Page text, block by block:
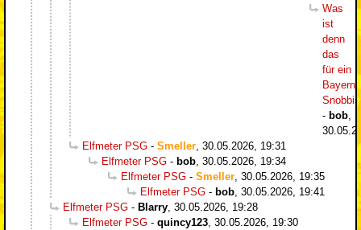
Was
ist
denn
das
für ein
Bayern-
- bob
Elfmeter PSG - Smeller 30.05.2026, 19:31
Elfmeter PSG - bob 30.05.2026, 19:34
Elfmeter PSG - Smeller 30.05.2026, 19:35
Elfmeter PSG - bob 30.05.2026, 19:41
Elfmeter PSG - Blarry 30.05.2026, 19:28
Elfmeter PSG - quincy123 30.05.2026, 19:30